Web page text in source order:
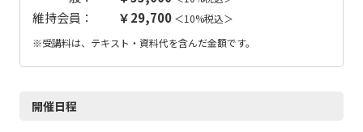
維持会員： ￥29,700 ＜10%税込＞
※受講料は、テキスト・資料代を含んだ金額です。
開催日程